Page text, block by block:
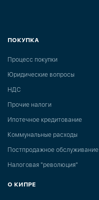
ПОКУПКА
Процесс покупки
Юридические вопросы
НДС
Прочие налоги
Ипотечное кредитование
Коммунальные расходы
Постпродажное обслуживание
Налоговая "революция"
О КИПРЕ